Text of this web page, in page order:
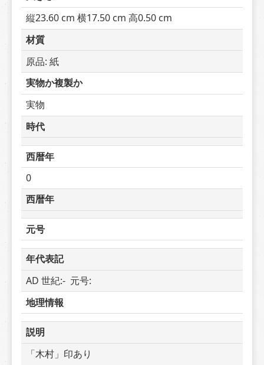
縦23.60 cm 横17.50 cm 高0.50 cm
材質
原品: 紙
実物か複製か
実物
時代
西暦年
0
西暦年
元号
年代表記
AD 世紀:-  元号:
地理情報
説明
「木村」印あり